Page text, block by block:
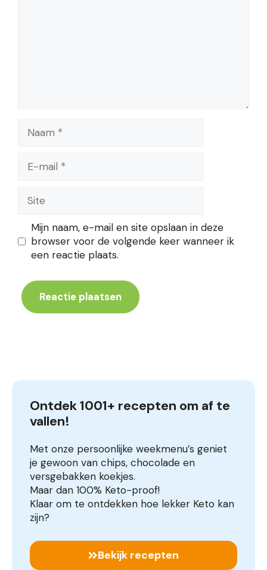
mail
Mijn naam, e-mail en site opslaan in deze
browser voor de volgende keer wanneer ik
een reactie plaats.
Ontdek 1001+ recepten om af te
vallen!
Met onze persoonlijke weekmenu’s geniet
je gewoon van chips, chocolade en
versgebakken koekjes.
Maar dan 100% Keto-proof!
Klaar om te ontdekken hoe lekker Keto kan
zijn?
Bekijk recepten